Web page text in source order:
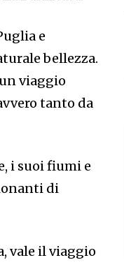
e
bellezza.
viaggio
tanto da
i suoi fiumi e
di
vale il viaggio